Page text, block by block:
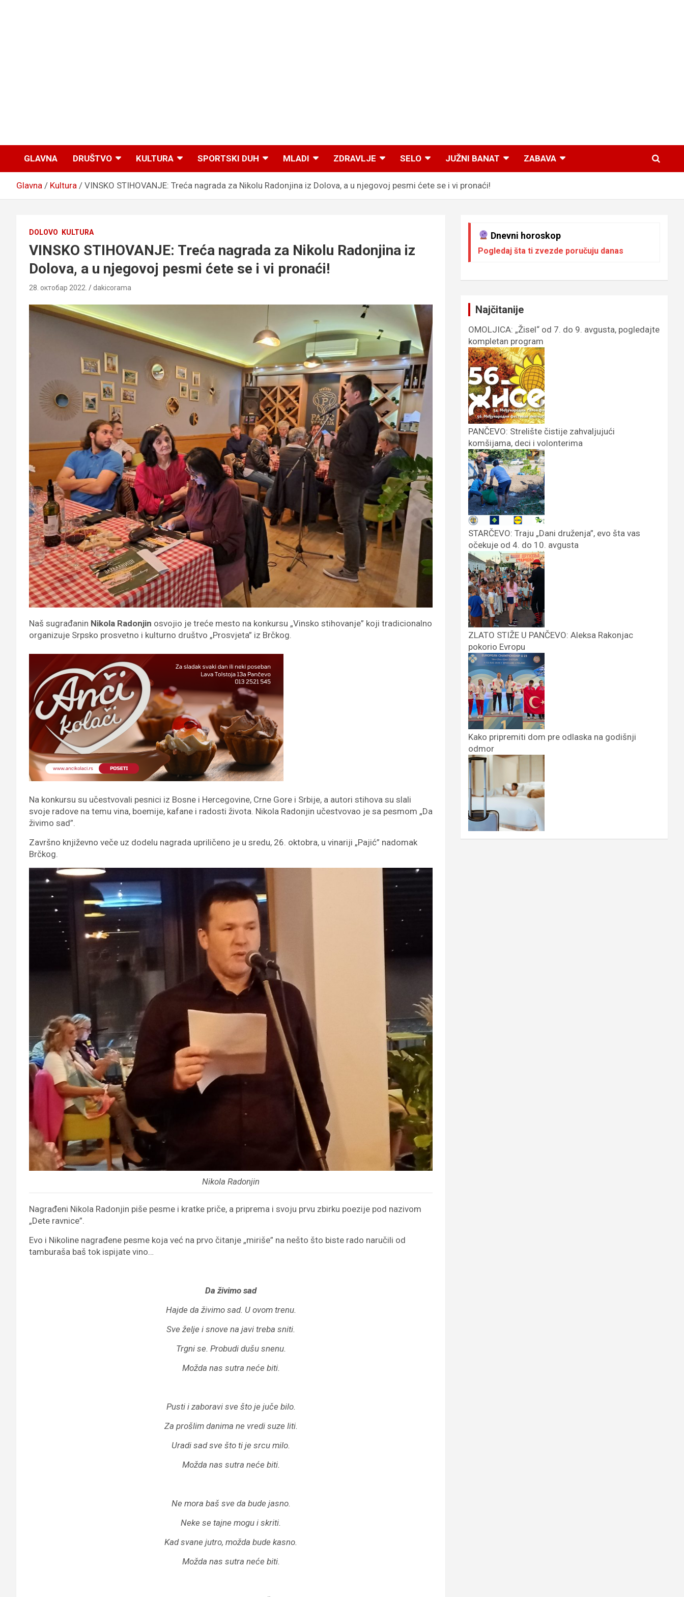
GLAVNA DRUŠTVO KULTURA SPORTSKI DUH MLADI ZDRAVLJE SELO JUŽNI BANAT ZABAVA
Glavna Kultura VINSKO STIHOVANJE: Treća nagrada za Nikolu Radonjina iz Dolova, a u njegovoj pesmi ćete se i vi pronaći!
DOLOVO KULTURA
VINSKO STIHOVANJE: Treća nagrada za Nikolu Radonjina iz
Dolova, a u njegovoj pesmi ćete se i vi pronaći!
28. октобар 2022. dakicorama
Naš sugrađanin Nikola Radonjin osvojio je treće mesto na konkursu „Vinsko stihovanje” koji tradicionalno
organizuje Srpsko prosvetno i kulturno društvo „Prosvjeta” iz Brčkog.
Na konkursu su učestvovali pesnici iz Bosne i Hercegovine, Crne Gore i Srbije, a autori stihova su slali
svoje radove na temu vina, boemije, kafane i radosti života. Nikola Radonjin učestvovao je sa pesmom „Da
živimo sad”.
Završno književno veče uz dodelu nagrada upriličeno je u sredu, 26. oktobra, u vinariji „Pajić” nadomak
Brčkog.
Nikola Radonjin
Nagrađeni Nikola Radonjin piše pesme i kratke priče, a priprema i svoju prvu zbirku poezije pod nazivom
„Dete ravnice”.
Evo i Nikoline nagrađene pesme koja već na prvo čitanje „miriše” na nešto što biste rado naručili od
tamburaša baš tok ispijate vino…
Da živimo sad
Hajde da živimo sad. U ovom trenu.
Sve želje i snove na javi treba sniti.
Trgni se. Probudi dušu snenu.
Možda nas sutra neće biti.
Pusti i zaboravi sve što je juče bilo.
Za prošlim danima ne vredi suze liti.
Uradi sad sve što ti je srcu milo.
Možda nas sutra neće biti.
Ne mora baš sve da bude jasno.
Neke se tajne mogu i skriti.
Kad svane jutro, možda bude kasno.
Možda nas sutra neće biti.
Dnevni horoskop
Pogledaj šta ti zvezde poručuju danas
Najčitanije
OMOLJICA: „Žisel“ od 7. do 9. avgusta, pogledajte
kompletan program
PANČEVO: Strelište čistije zahvaljujući
komšijama, deci i volonterima
STARČEVO: Traju „Dani druženja”, evo šta vas
očekuje od 4. do 10. avgusta
ZLATO STIŽE U PANČEVO: Aleksa Rakonjac
pokorio Evropu
Kako pripremiti dom pre odlaska na godišnji
odmor